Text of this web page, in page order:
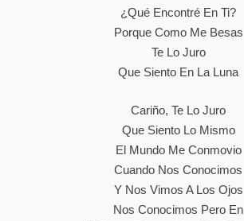
¿Qué Encontré En Ti?
Porque Como Me Besas
Te Lo Juro
Que Siento En La Luna
Cariño, Te Lo Juro
Que Siento Lo Mismo
El Mundo Me Conmovio
Cuando Nos Conocimos
Y Nos Vimos A Los Ojos
Nos Conocimos Pero En